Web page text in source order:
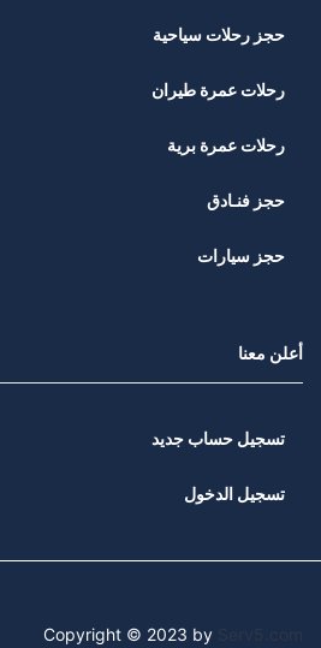
حجز رحلات سياحية
رحلات عمرة طيران
رحلات عمرة برية
حجز فنـادق
حجز سيارات
أعلن معنا
تسجيل حساب جديد
تسجيل الدخول
Copyright © 2023 by